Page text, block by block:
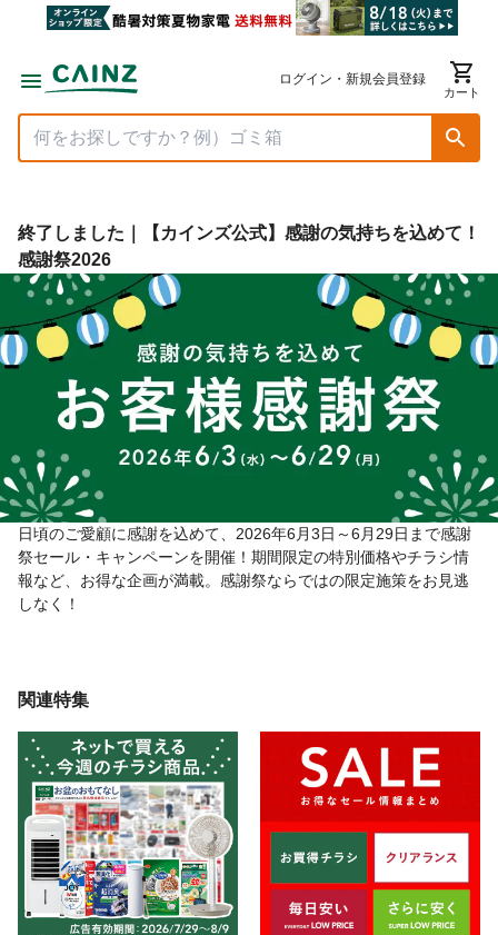
ログイン・新規会員登録
カート
終了しました｜【カインズ公式】感謝の気持ちを込めて！
感謝祭2026
日頃のご愛顧に感謝を込めて、2026年6月3日～6月29日まで感謝
祭セール・キャンペーンを開催！期間限定の特別価格やチラシ情
報など、お得な企画が満載。感謝祭ならではの限定施策をお見逃
しなく！
関連特集